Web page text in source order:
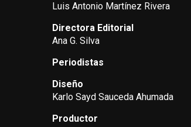
Luis Antonio Martínez Rivera
Directora Editorial
Ana G. Silva
Periodistas
Diseño
Karlo Sayd Sauceda Ahumada
Productor